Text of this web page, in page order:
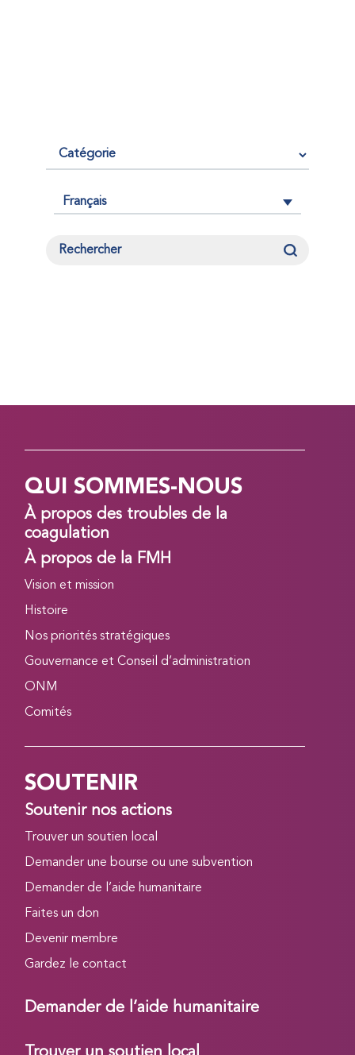
Français
QUI SOMMES-NOUS
À propos des troubles de la
coagulation
À propos de la FMH
Vision et mission
Histoire
Nos priorités stratégiques
Gouvernance et Conseil d’administration
ONM
Comités
SOUTENIR
Soutenir nos actions
Trouver un soutien local
Demander une bourse ou une subvention
Demander de l’aide humanitaire
Faites un don
Devenir membre
Gardez le contact
Demander de l’aide humanitaire